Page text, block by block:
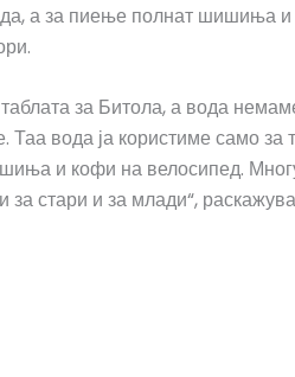
а за пиење полнат шишиња
за Битола, а вода
Таа вода ја користиме само
и кофи на велосипед.
за стари и за млади“,